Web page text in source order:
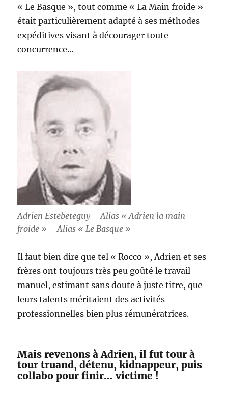
« Le Basque », tout comme « La Main froide »
était particulièrement adapté à ses méthodes
expéditives visant à décourager toute
concurrence…
Adrien Estebeteguy – Alias « Adrien la main
froide » – Alias « Le Basque »
Il faut bien dire que tel « Rocco », Adrien et ses
frères ont toujours très peu goûté le travail
manuel, estimant sans doute à juste titre, que
leurs talents méritaient des activités
professionnelles bien plus rémunératrices.
Mais revenons à Adrien, il fut tour à
tour truand, détenu, kidnappeur, puis
collabo pour finir… victime !